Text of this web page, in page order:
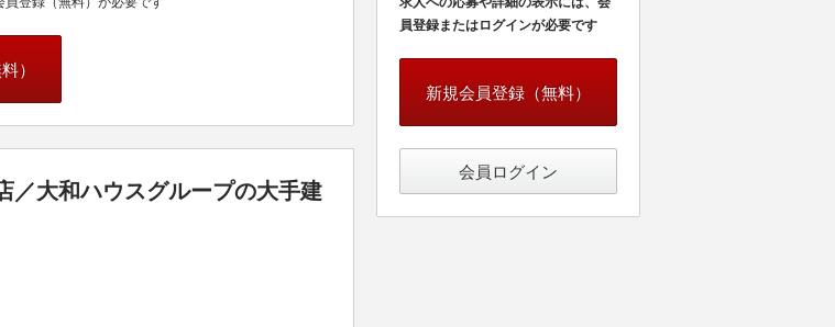
）
／大和ハウスグループの大手建
員登録またはログインが必要です
新規会員登録（無料）
会員ログイン